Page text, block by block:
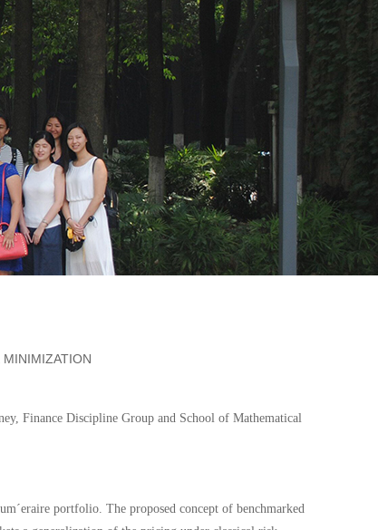
MINIMIZATION
Finance Discipline Group and School of Mathematical
portfolio. The proposed concept of benchmarked